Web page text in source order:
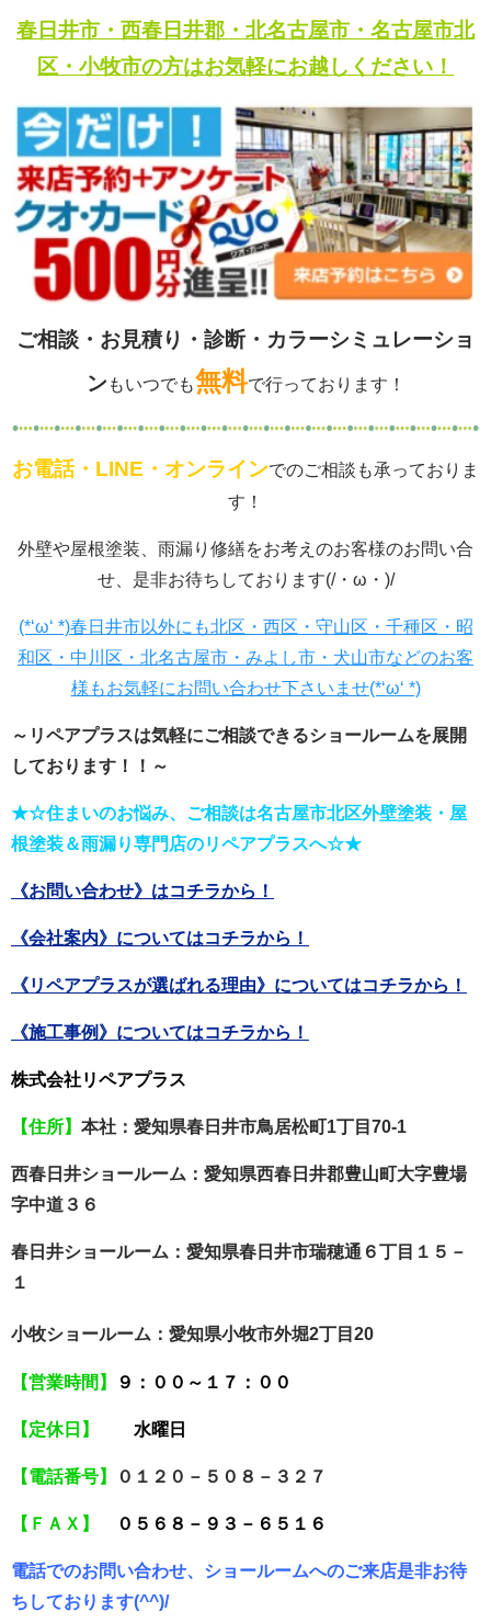
春日井市・西春日井郡・北名古屋市・名古屋市北
区・小牧市の方はお気軽にお越しください！
ご相談・お見積り・診断・カラーシミュレーショ
ン もいつでも無料で行っております！
お電話・LINE・オンラインでのご相談も承っておりま
す！
外壁や屋根塗装、雨漏り修繕をお考えのお客様のお問い合
せ、是非お待ちしております(/・ω・)/
(*‘ω‘ *)春日井市以外にも北区・西区・守山区・千種区・昭
和区・中川区・北名古屋市・みよし市・犬山市などのお客
様もお気軽にお問い合わせ下さいませ(*‘ω‘ *)
～リペアプラスは気軽にご相談できるショールームを展開
しております！！～
★☆住まいのお悩み、ご相談は名古屋市北区外壁塗装・屋
根塗装＆雨漏り専門店のリペアプラスへ☆★
《お問い合わせ》はコチラから！
《会社案内》についてはコチラから！
《リペアプラスが選ばれる理由》についてはコチラから！
《施工事例》についてはコチラから！
株式会社リペアプラス
【住所】 本社：愛知県春日井市鳥居松町1丁目70-1
西春日井ショールーム：愛知県西春日井郡豊山町大字豊場
字中道３６
春日井ショールーム：愛知県春日井市瑞穂通６丁目１５－
１
小牧ショールーム： 愛知県小牧市外堀2丁目20
【営業時間】 ９：００～１７：００
【定休日】 水曜日
【電話番号】 ０１２０－５０８－３２７
【ＦＡＸ】 ０５６８－９３－６５１６
電話でのお問い合わせ、ショールームへのご来店是非お待
ちしております(^^)/